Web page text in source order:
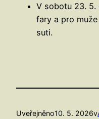
V sobotu 23. 5.
fary a pro
suti.
Uveřejněno10. 5. 2026v